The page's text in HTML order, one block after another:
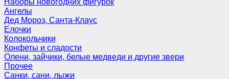
Наборы новогодних фигурок
Ангелы
Дед Мороз, Санта-Клаус
Елочки
Колокольчики
Конфеты и сладости
Олени, зайчики, белые медведи и другие звери
Прочее
Санки, сани, лыжи